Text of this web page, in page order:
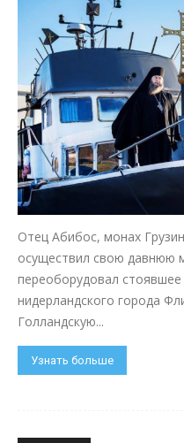
Отец Абибос, монах
осуществил свою давнюю
переоборудовал
нидерландского города
Голландскую...
Узнать больше